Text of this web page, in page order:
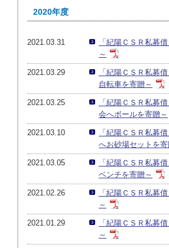
2020年度
2021.03.31
「紀陽ＣＳＲ私募
～
2021.03.29
「紀陽ＣＳＲ私募
自転車を寄贈～
2021.03.25
「紀陽ＣＳＲ私募
会へボールを寄贈～
2021.03.10
「紀陽ＣＳＲ私募
へお砂場セットを寄
2021.03.05
「紀陽ＣＳＲ私募
ベンチを寄贈～
2021.02.26
「紀陽ＣＳＲ私募
～
2021.01.29
「紀陽ＣＳＲ私募
～